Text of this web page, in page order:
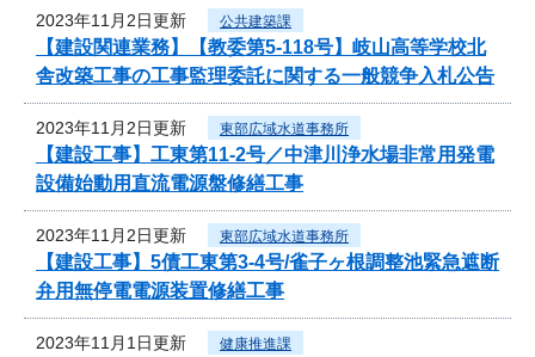
2023年11月2日更新 公共建築課
【建設関連業務】【教委第5-118号】岐山高等学校北
舎改築工事の工事監理委託に関する一般競争入札公告
2023年11月2日更新 東部広域水道事務所
【建設工事】工東第11-2号／中津川浄水場非常用発電
設備始動用直流電源盤修繕工事
2023年11月2日更新 東部広域水道事務所
【建設工事】5債工東第3-4号/雀子ヶ根調整池緊急遮断
弁用無停電電源装置修繕工事
2023年11月1日更新 健康推進課